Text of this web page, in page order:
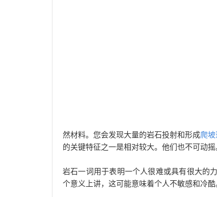
然材料。您会发现大量的岩石投射和形成爬
的关键特征之一是相对较大。他们也不可动摇
岩石一词用于表明一个人很难或具有很大的
个意义上讲，这可能意味着个人不敏感和冷